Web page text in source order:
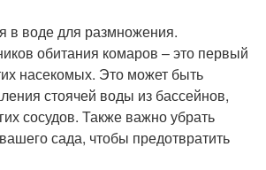
в воде для размножения.
обитания комаров – это первый
насекомых. Это может быть
стоячей воды из бассейнов,
сосудов. Также важно убрать
сада, чтобы предотвратить